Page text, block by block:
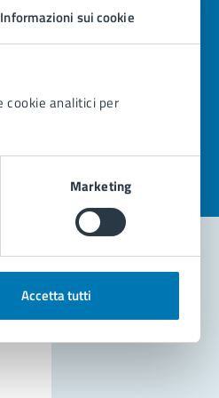
Informazioni sui cookie
cookie analitici per
Marketing
Accetta tutti